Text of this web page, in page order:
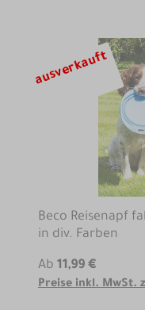
ausverkauft
Beco Reisenapf
in div. Farben
Ab 11,99 €
Preise inkl. MwSt.